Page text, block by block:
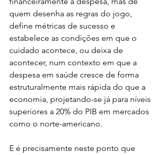
quem desenha as regras do jogo,
define métricas de sucesso e
estabelece as condições em que o
cuidado acontece, ou deixa de
acontecer, num contexto em que a
despesa em saúde cresce de forma
estruturalmente mais rápida do que a
economia, projetando-se já para níveis
superiores a 20% do PIB em mercados
como o norte-americano.
E é precisamente neste ponto que